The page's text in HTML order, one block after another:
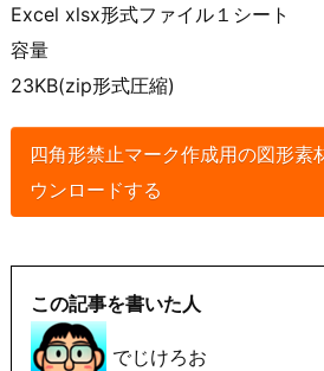
Excel xlsx形式ファイル１シート
容量
23KB(zip形式圧縮)
四角形禁止マーク作成用の図形素
ウンロードする
この記事を書いた人
でじけろお